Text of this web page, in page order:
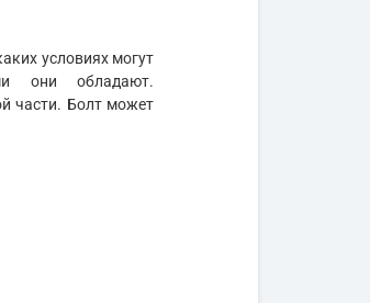
условиях могут
они обладают.
части. Болт может